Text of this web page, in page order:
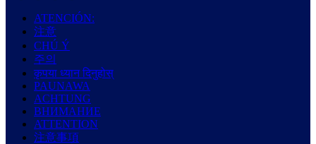
ATENCIÓN:
注意
CHÚ Ý
주의
कृपया ध्यान दिनुहोस्
PAUNAWA
ACHTUNG
ВНИМАНИЕ
ATTENTION
注意事項